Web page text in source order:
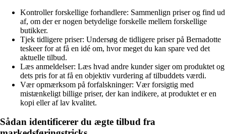
Kontroller forskellige forhandlere: Sammenlign priser og find ud
af, om der er nogen betydelige forskelle mellem forskellige
butikker.
Tjek tidligere priser: Undersøg de tidligere priser på Bernadotte
teskeer for at få en idé om, hvor meget du kan spare ved det
aktuelle tilbud.
Læs anmeldelser: Læs hvad andre kunder siger om produktet og
dets pris for at få en objektiv vurdering af tilbuddets værdi.
Vær opmærksom på forfalskninger: Vær forsigtig med
mistænkeligt billige priser, der kan indikere, at produktet er en
kopi eller af lav kvalitet.
Sådan identificerer du ægte tilbud fra